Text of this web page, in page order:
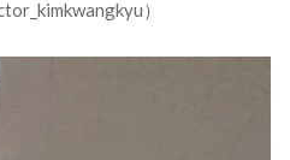
）